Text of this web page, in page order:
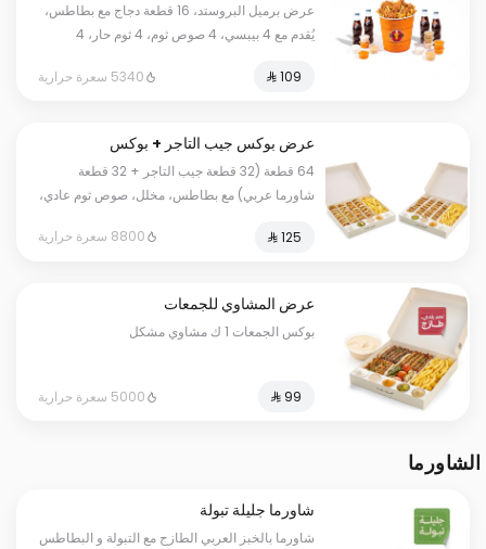
عرض برميل البروستد، 16 قطعة دجاج مع بطاطس،
يُقدم مع 4 بيبسي، 4 صوص ثوم، 4 ثوم حار، 4
5340 سعرة حرارية
عرض بوكس جيب التاجر + بوكس
العربي
64 قطعة (32 قطعة جيب التاجر + 32 قطعة
شاورما عربي) مع بطاطس، مخلل، صوص ثوم عادي،
8800 سعرة حرارية
عرض المشاوي للجمعات
بوكس الجمعات 1 ك مشاوي مشكل
5000 سعرة حرارية
الشاورما
شاورما جليلة تبولة
شاورما بالخبز العربي الطازج مع التبولة و البطاطس